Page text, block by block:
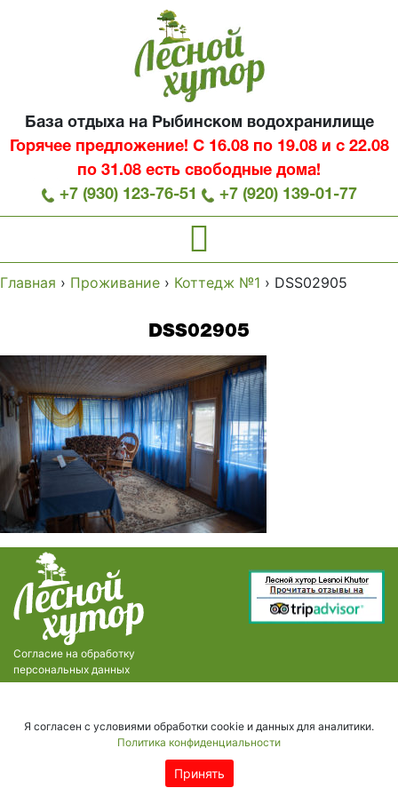
Я согласен с условиями обработки cookie и данных для аналитики.
Политика конфиденциальности
Принять
База отдыха на Рыбинском водохранилище
Горячее предложение! С 16.08 по 19.08 и с 22.08
по 31.08 есть свободные дома!
+7 (930) 123-76-51
+7 (920) 139-01-77
Главная › Проживание › Коттедж №1 › DSS02905
DSS02905
Согласие на обработку
персональных данных